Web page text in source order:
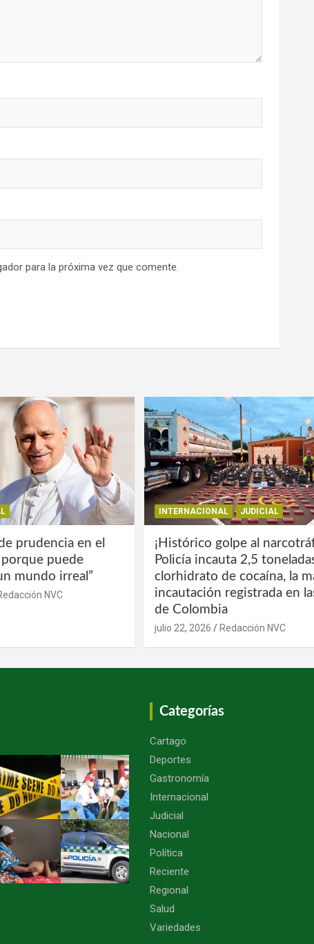
para la próxima vez que comente.
prudencia en el
porque puede
mundo irreal”
NVC
INTERNACIONAL JUDICIAL
¡Histórico golpe al
Policía incauta 2,5
clorhidrato de cocaína, la
incautación registrada en
de Colombia
julio 22, 2026 Redacción NVC
Categorías
Cartago
Deportes
Gastronomía
Internacional
Judicial
Nacional
Política
Reciente
Regional
Salud
Variedades